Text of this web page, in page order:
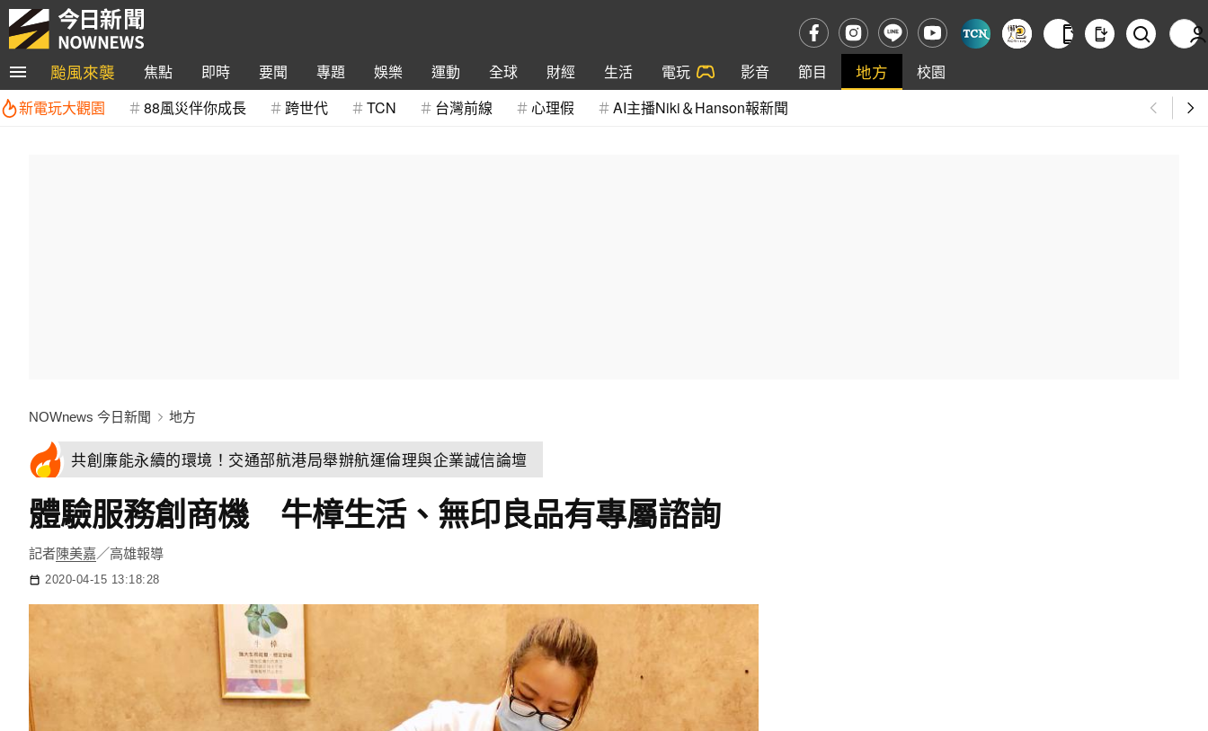
颱風來襲 焦點 即時 要聞 專題 娛樂 運動 全球 財經 生活 電玩 影音 節目 地方
校園
新電玩大觀園
88風災伴你成長 跨世代 TCN 台灣前線 心理假 AI主播Niki＆Hanson報新聞
NOWnews 今日新聞 地方
共創廉能永續的環境！交通部航港局舉辦航運倫理與企業誠信論壇
體驗服務創商機 牛樟生活、無印良品有專屬諮詢
記者陳美嘉／高雄報導
2020-04-15 13:18:28